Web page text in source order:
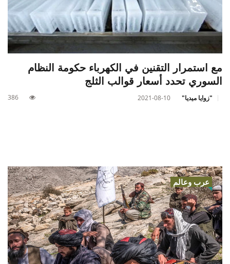
مع استمرار التقنين في الكهرباء حكومة النظام
السوري تحدد أسعار قوالب الثلج
"زوايا ميديا" 2021-08-10
386
عرب وعالم